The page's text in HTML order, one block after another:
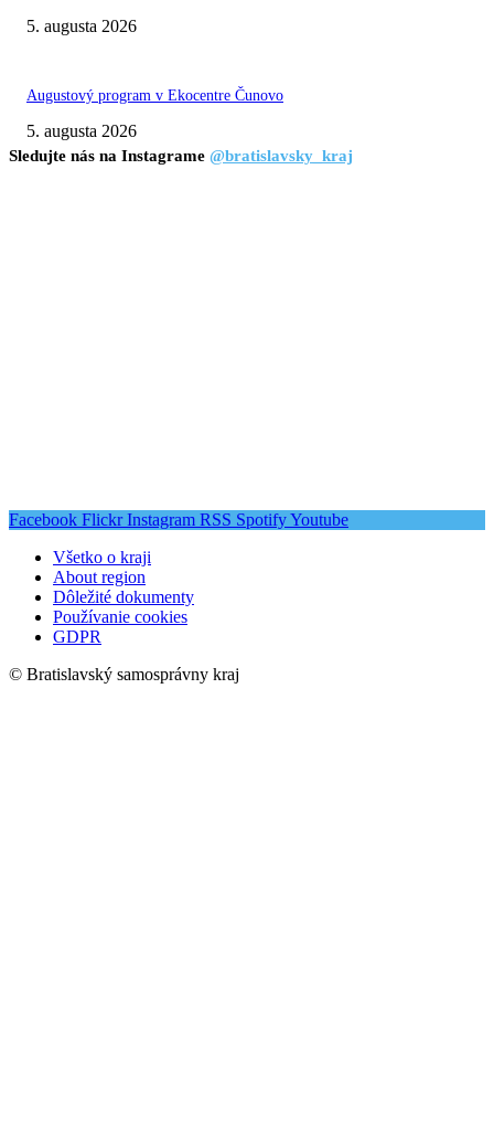
5. augusta 2026
Augustový program v Ekocentre Čunovo
5. augusta 2026
Sledujte nás na Instagrame @bratislavsky_kraj
Facebook Flickr Instagram RSS SpotifyYoutube
Všetko o kraji
About region
Dôležité dokumenty
Používanie cookies
GDPR
© Bratislavský samosprávny kraj